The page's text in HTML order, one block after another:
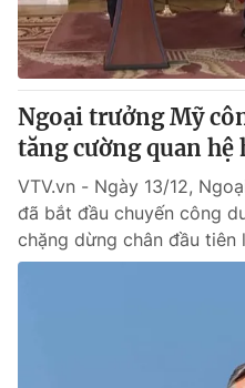
Ngoại trưởng Mỹ
tăng cường quan hệ
VTV.vn - Ngày 13/12,
đã bắt đầu chuyến công
chặng dừng chân đầu tiên